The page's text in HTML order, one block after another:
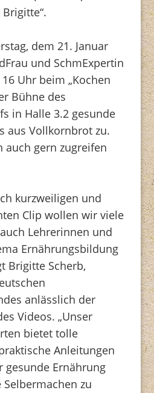
dem 21. Januar
und SchmExpertin
Uhr beim „Kochen
Bühne des
in Halle 3.2 gesunde
aus Vollkornbrot zu.
auch gern zugreifen
kurzweiligen und
Clip wollen wir viele
Lehrerinnen und
Ernährungsbildung
Brigitte Scherb,
anlässlich der
Videos. „Unser
bietet tolle
Anleitungen
gesunde Ernährung
zu